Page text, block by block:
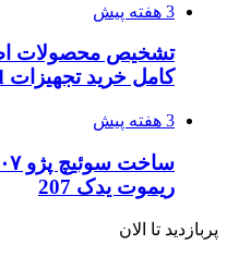
3 هفته پیش
تشخیص محصولات
کامل خرید تجهیزات Legrand
3 هفته پیش
ریموت یدک 207
پربازدید تا الان